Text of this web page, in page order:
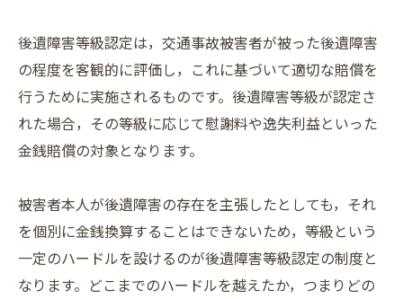
後遺障害等級認定は，交通事故被害者が被った後遺障害
の程度を客観的に評価し，これに基づいて適切な賠償を
行うために実施されるものです。後遺障害等級が認定さ
れた場合，その等級に応じて慰謝料や逸失利益といった
金銭賠償の対象となります。
被害者本人が後遺障害の存在を主張したとしても，それ
を個別に金銭換算することはできないため，等級という
一定のハードルを設けるのが後遺障害等級認定の制度と
なります。どこまでのハードルを越えたか，つまりどの